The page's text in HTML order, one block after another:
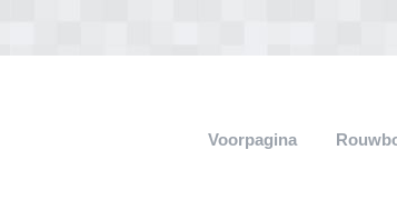
Voorpagina